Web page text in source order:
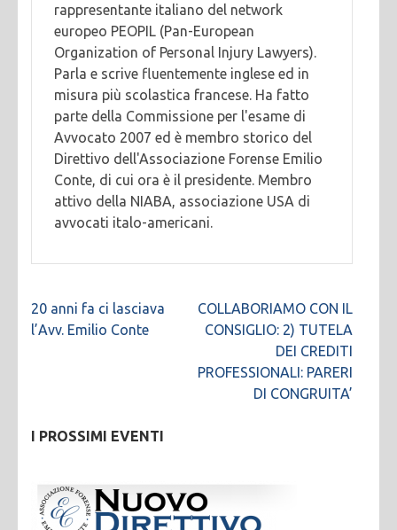
rappresentante italiano del network
europeo PEOPIL (Pan-European
Organization of Personal Injury Lawyers).
Parla e scrive fluentemente inglese ed in
misura più scolastica francese. Ha fatto
parte della Commissione per l'esame di
Avvocato 2007 ed è membro storico del
Direttivo dell'Associazione Forense Emilio
Conte, di cui ora è il presidente. Membro
attivo della NIABA, associazione USA di
avvocati italo-americani.
Navigazione
articoli
20 anni fa ci lasciava
l’Avv. Emilio Conte
COLLABORIAMO CON IL
CONSIGLIO: 2) TUTELA
DEI CREDITI
PROFESSIONALI: PARERI
DI CONGRUITA’
I PROSSIMI EVENTI